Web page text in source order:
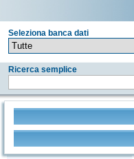
Seleziona banca dati
Ricerca semplice
Stampa - Email - Export